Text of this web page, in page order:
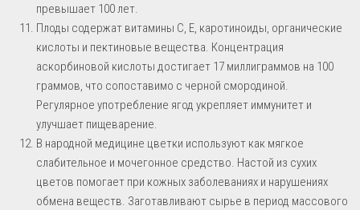
превышает 100 лет.
Плоды содержат витамины C, E, каротиноиды, органические
кислоты и пектиновые вещества. Концентрация
аскорбиновой кислоты достигает 17 миллиграммов на 100
граммов, что сопоставимо с черной смородиной.
Регулярное употребление ягод укрепляет иммунитет и
улучшает пищеварение.
В народной медицине цветки используют как мягкое
слабительное и мочегонное средство. Настой из сухих
цветов помогает при кожных заболеваниях и нарушениях
обмена веществ. Заготавливают сырье в период массового